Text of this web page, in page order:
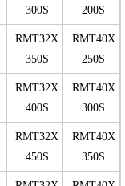
300S
200S
RMT32X
350S
RMT40X
250S
RMT32X
400S
RMT40X
300S
RMT32X
450S
RMT40X
350S